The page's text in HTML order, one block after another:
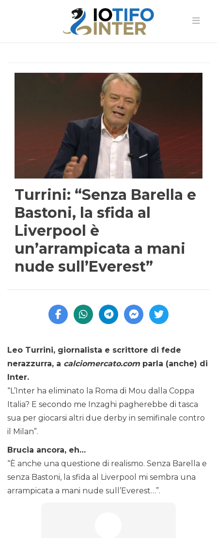
Turrini: “Senza Barella e
Bastoni, la sfida al
Liverpool è
un’arrampicata a mani
nude sull’Everest”
Leo Turrini, giornalista e scrittore di fede
nerazzurra, a calciomercato.com parla (anche) di
Inter.
“L’Inter ha eliminato la Roma di Mou dalla Coppa
Italia? E secondo me Inzaghi pagherebbe di tasca
sua per giocarsi altri due derby in semifinale contro
il Milan”.
Brucia ancora, eh…
“È anche una questione di realismo. Senza Barella e
senza Bastoni, la sfida al Liverpool mi sembra una
arrampicata a mani nude sull’Everest…”.